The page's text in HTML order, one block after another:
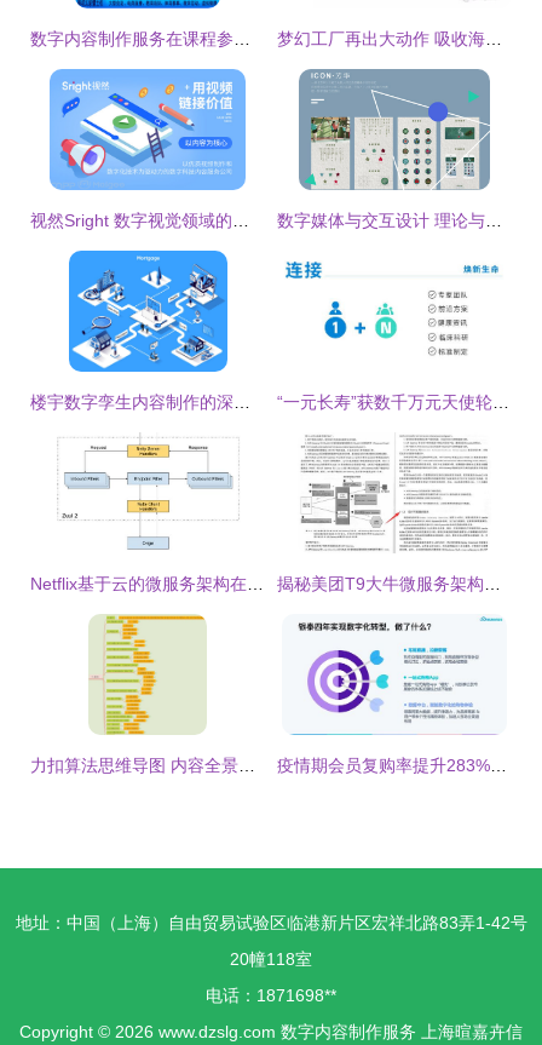
地址：中国（上海）自由贸易试验区临港新片区宏祥北路83弄1-42号
20幢118室
电话：1871698**
Copyright © 2026 www.dzslg.com 数字内容制作服务 上海暄嘉卉信